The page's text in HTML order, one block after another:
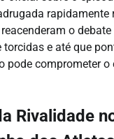
rapidamente
o
torcidas e até que
pode comprometer o
Rivalidade